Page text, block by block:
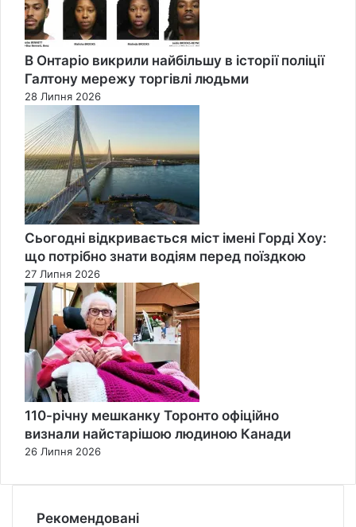
В Онтаріо викрили найбільшу в історії поліції
Галтону мережу торгівлі людьми
28 Липня 2026
Сьогодні відкривається міст імені Горді Хоу:
що потрібно знати водіям перед поїздкою
27 Липня 2026
110-річну мешканку Торонто офіційно
визнали найстарішою людиною Канади
26 Липня 2026
Рекомендовані